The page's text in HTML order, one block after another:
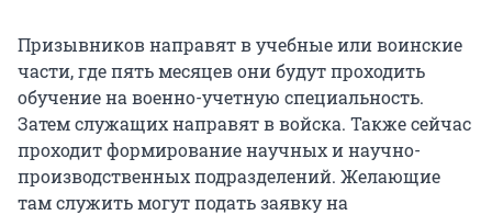
Призывников направят в учебные или воинские
части, где пять месяцев они будут проходить
обучение на военно-учетную специальность.
Затем служащих направят в войска. Также сейчас
проходит формирование научных и научно-
производственных подразделений. Желающие
там служить могут подать заявку на